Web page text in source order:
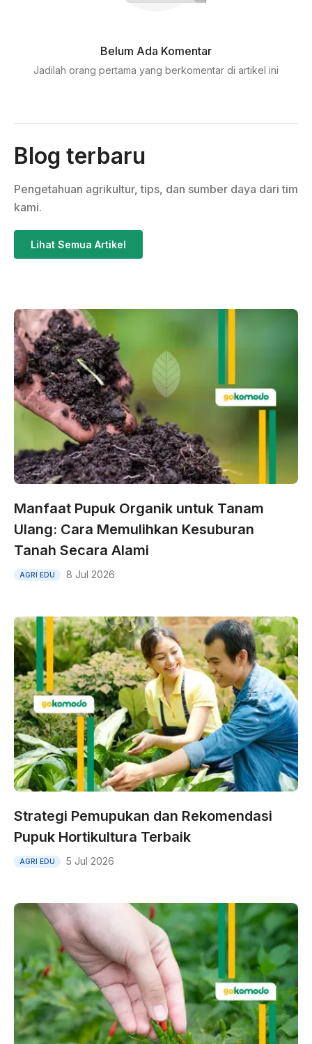
Belum Ada Komentar
Jadilah orang pertama yang berkomentar di artikel ini
Blog terbaru
Pengetahuan agrikultur, tips, dan sumber daya dari tim
kami.
Lihat Semua Artikel
Manfaat Pupuk Organik untuk Tanam
Ulang: Cara Memulihkan Kesuburan
Tanah Secara Alami
AGRI EDU 8 Jul 2026
Strategi Pemupukan dan Rekomendasi
Pupuk Hortikultura Terbaik
AGRI EDU 5 Jul 2026